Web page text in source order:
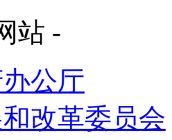
站 -
公厅
改革委员会